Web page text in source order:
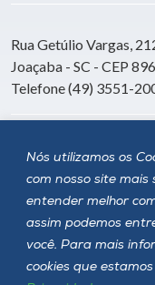
Nós utilizamos os
com nosso site mais
entender melhor
assim podemos
você. Para mais
cookies que
Rua Getúlio Vargas,
Joaçaba - SC - CEP
Telefone (49) 3551-
Siga a